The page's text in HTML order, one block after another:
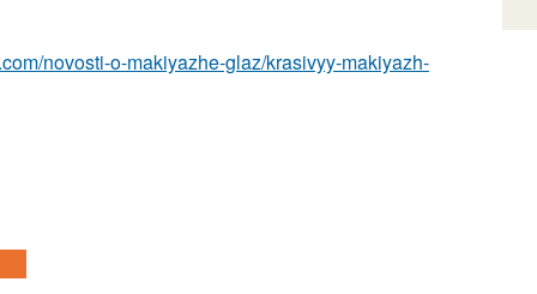
novosti-o-makiyazhe-glaz/krasivyy-makiyazh-